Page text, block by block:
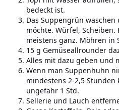
bedeckt ist.
Das Suppengrün waschen
möchte. Würfel,
meistens ganz. Möhren in
15 g Gemüseallrounder
Alles mit dazu geben und
Wenn man Suppenhuhn
mindestens 2-2,5
ungefähr 1 Std.
Sellerie und Lauch